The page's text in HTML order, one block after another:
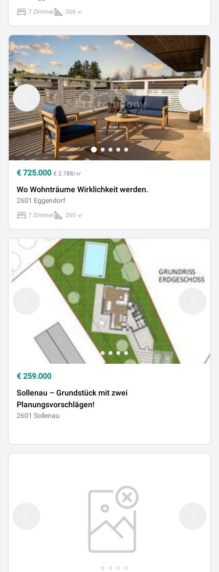
7 Zimmer 266 ㎡
€ 725.000 € 2.788/㎡
Wo Wohnträume Wirklichkeit werden.
2601 Eggendorf
7 Zimmer 260 ㎡
€ 259.000
Sollenau – Grundstück mit zwei
Planungsvorschlägen!
2601 Sollenau